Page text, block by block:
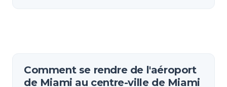
Comment se rendre de l'aéroport
de Miami au centre-ville de Miami